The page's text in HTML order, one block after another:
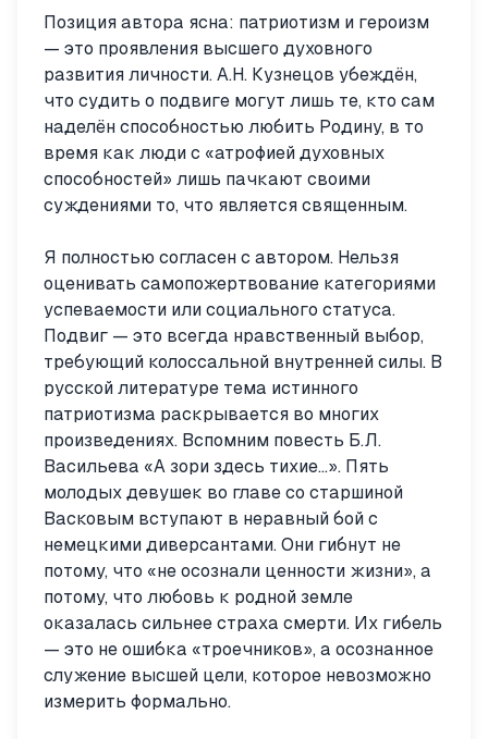
Позиция автора ясна: патриотизм и героизм
— это проявления высшего духовного
развития личности. А.Н. Кузнецов убеждён,
что судить о подвиге могут лишь те, кто сам
наделён способностью любить Родину, в то
время как люди с «атрофией духовных
способностей» лишь пачкают своими
суждениями то, что является священным.
Я полностью согласен с автором. Нельзя
оценивать самопожертвование категориями
успеваемости или социального статуса.
Подвиг — это всегда нравственный выбор,
требующий колоссальной внутренней силы. В
русской литературе тема истинного
патриотизма раскрывается во многих
произведениях. Вспомним повесть Б.Л.
Васильева «А зори здесь тихие…». Пять
молодых девушек во главе со старшиной
Васковым вступают в неравный бой с
немецкими диверсантами. Они гибнут не
потому, что «не осознали ценности жизни», а
потому, что любовь к родной земле
оказалась сильнее страха смерти. Их гибель
— это не ошибка «троечников», а осознанное
служение высшей цели, которое невозможно
измерить формально.